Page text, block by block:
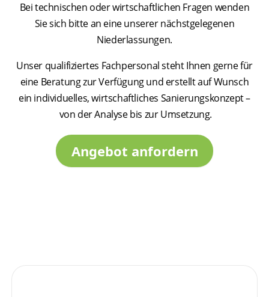
Bei technischen oder wirtschaftlichen Fragen wenden
Sie sich bitte an eine unserer nächstgelegenen
Niederlassungen.
Unser qualifiziertes Fachpersonal steht Ihnen gerne für
eine Beratung zur Verfügung und erstellt auf Wunsch
ein individuelles, wirtschaftliches Sanierungskonzept –
von der Analyse bis zur Umsetzung.
Angebot anfordern